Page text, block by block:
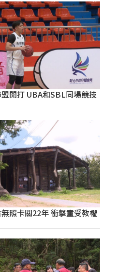
開打 UBA和SBL同場競技
照卡關22年 衝擊童受教權